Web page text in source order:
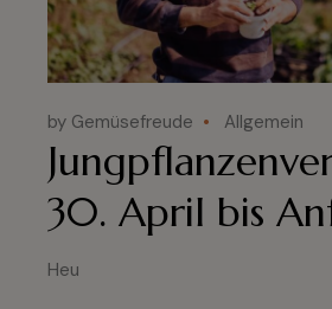
by Gemüsefreude Allgemein
30. April bis
Heu